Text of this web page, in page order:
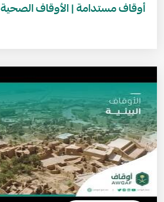
أوقاف مستدامة | الأوقاف الصحية